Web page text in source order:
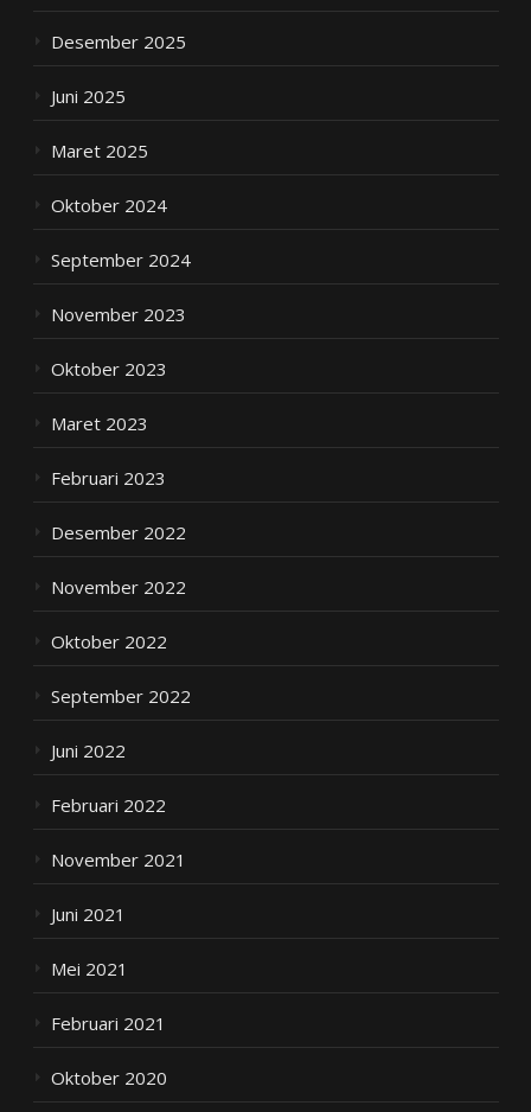
Desember 2025
Juni 2025
Maret 2025
Oktober 2024
September 2024
November 2023
Oktober 2023
Maret 2023
Februari 2023
Desember 2022
November 2022
Oktober 2022
September 2022
Juni 2022
Februari 2022
November 2021
Juni 2021
Mei 2021
Februari 2021
Oktober 2020